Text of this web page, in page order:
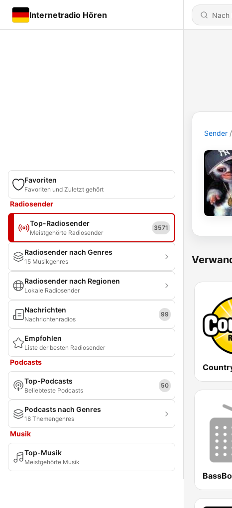
Internetradio Hören
Favoriten
Favoriten und Zuletzt gehört
Radiosender
Top-Radiosender
Meistgehörte Radiosender
3571
Radiosender nach Genres
15 Musikgenres
Radiosender nach Regionen
Lokale Radiosender
Nachrichten
Nachrichtenradios
99
Empfohlen
Liste der besten Radiosender
Podcasts
Top-Podcasts
Beliebteste Podcasts
50
Podcasts nach Genres
18 Themengenres
Musik
Top-Musik
Meistgehörte Musik
Sender